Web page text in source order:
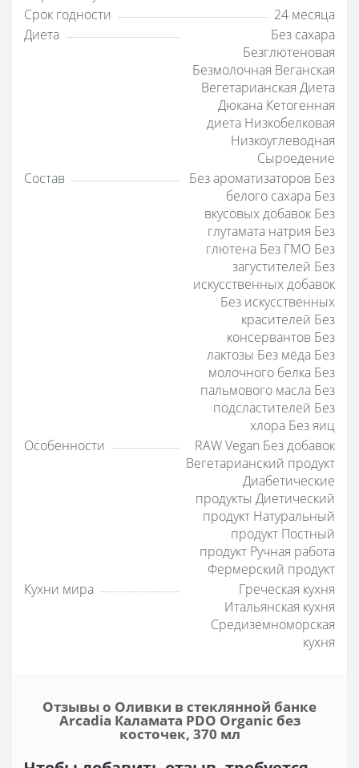
Срок годности
24 месяца
Диета
Без сахара
Безглютеновая
Безмолочная Веганская
Вегетарианская Диета
Дюкана Кетогенная
диета Низкобелковая
Низкоуглеводная
Сыроедение
Состав
Без ароматизаторов Без
белого сахара Без
вкусовых добавок Без
глутамата натрия Без
глютена Без ГМО Без
загустителей Без
искусственных добавок
Без искусственных
красителей Без
консервантов Без
лактозы Без мёда Без
молочного белка Без
пальмового масла Без
подсластителей Без
хлора Без яиц
Особенности
RAW Vegan Без добавок
Вегетарианский продукт
Диабетические
продукты Диетический
продукт Натуральный
продукт Постный
продукт Ручная работа
Фермерский продукт
Кухни мира
Греческая кухня
Итальянская кухня
Средиземноморская
кухня
Отзывы о Оливки в стеклянной банке
Arcadia Каламата PDO Organic без
косточек, 370 мл